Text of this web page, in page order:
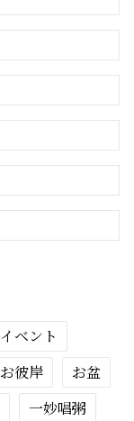
イベント
お彼岸
お盆
一妙唱粥